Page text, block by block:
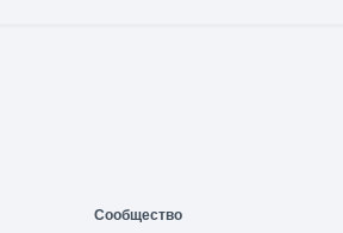
Сообщество